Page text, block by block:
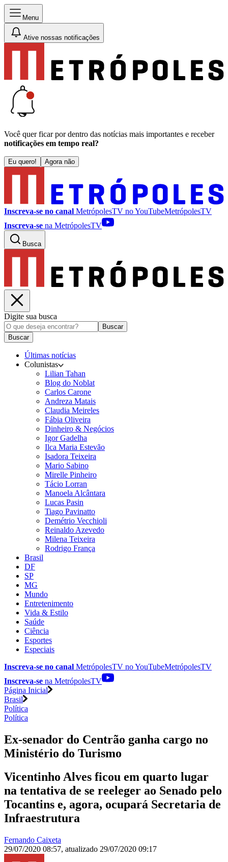
Menu
Ative nossas notificações
Você quer ficar por dentro das notícias mais importantes e receber
notificações em tempo real?
Eu quero! Agora não
Inscreva-se no canal MetrópolesTV noYouTubeMetrópolesTV
Inscreva-se na MetrópolesTV
Busca
Digite sua busca
Buscar
Buscar
Últimas notícias
Colunistas
Lilian Tahan
Blog do Noblat
Carlos Carone
Andreza Matais
Claudia Meireles
Fábia Oliveira
Dinheiro & Negócios
Igor Gadelha
Ilca Maria Estevão
Isadora Teixeira
Mario Sabino
Mirelle Pinheiro
Tácio Lorran
Manoela Alcântara
Lucas Pasin
Tiago Pavinatto
Demétrio Vecchioli
Reinaldo Azevedo
Milena Teixeira
Rodrigo França
Brasil
DF
SP
MG
Mundo
Entretenimento
Vida & Estilo
Saúde
Ciência
Esportes
Especiais
Inscreva-se no canal MetrópolesTV noYouTubeMetrópolesTV
Inscreva-se na MetrópolesTV
Página Inicial
Brasil
Política
Política
Ex-senador do Centrão ganha cargo no
Ministério do Turismo
Vicentinho Alves ficou em quarto lugar
na tentativa de se reeleger ao Senado pelo
Tocantins e, agora, ocupará Secretaria de
Infraestrutura
Fernando Caixeta
29/07/2020 08:57, atualizado 29/07/2020 09:17